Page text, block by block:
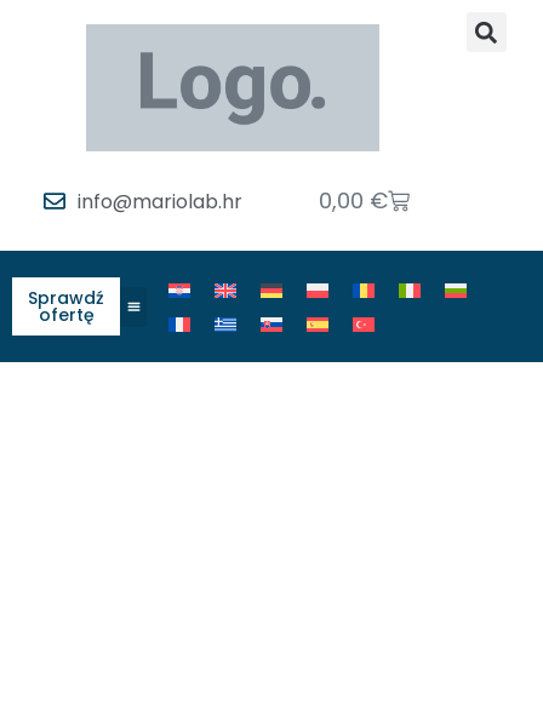
info@mariolab.hr 0,00 €
Sprawdź
ofertę